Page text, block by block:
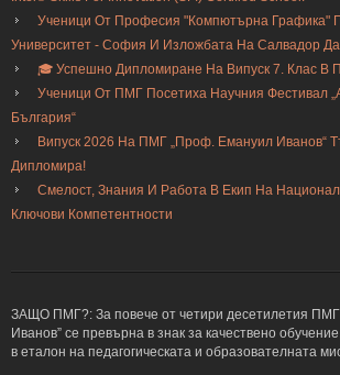
Ученици От Професия "Компютърна Графика"
Университет - София И Изложбата На Салвадор
🎓 Успешно Дипломиране На Випуск 7. Клас В
Ученици От ПМГ Посетиха Научния Фестивал
България“
Випуск 2026 На ПМГ „Проф. Емануил Иванов“
Дипломира!
Смелост, Знания И Работа В Екип На
Ключови Компетентности
ЗАЩО ПМГ?: За повече от четири десетилетия
Иванов” се превърна в знак за качествено
в еталон на педагогическата и образователната